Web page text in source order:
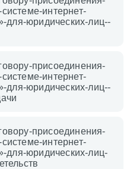
интернет-
для-юридических-лиц--
присоединения-
интернет-
для-юридических-лиц--
присоединения-
интернет-
для-юридических-лиц-